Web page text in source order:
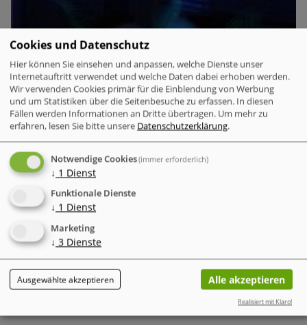
Deutsche unterschätzen die Gefahr von
von Cyberattacken weltweit und in Deutschland fühlen sich
die Menschen immer weniger bedroht. Dieses wachsende
Sicherheitsgefühl steht in krassem Gegensatz zur
tatsächlichen Bedrohungslage.
Cookies und Datenschutz
Hier können Sie einsehen und anpassen, welche Dienste unser
Internetauftritt verwendet und welche Daten dabei erhoben werden.
Wir verwenden Cookies primär für die Einblendung von Werbung
und um Statistiken über die Seitenbesuche zu erfassen. In diesen
Fällen werden Informationen an Dritte übertragen. Um mehr zu
erfahren, lesen Sie bitte unsere Datenschutzerklärung.
Notwendige Cookies(immer erforderlich)
↓ 1 Dienst
Funktionale Dienste
↓ 1 Dienst
Marketing
↓ 3 Dienste
Ausgewählte akzeptieren Alle akzeptieren
Realisiert mit Klaro!